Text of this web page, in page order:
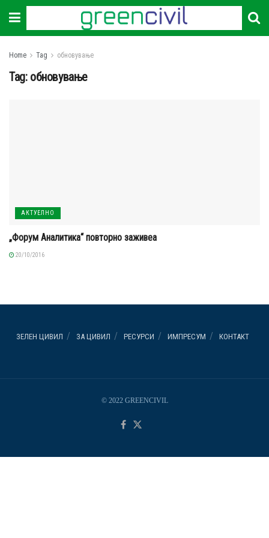
Home Tag обновување
Tag: обновување
АКТУЕЛНО
„Форум Аналитика“ повторно заживеа
20/10/2016
ЗЕЛЕН ЦИВИЛ ЗА ЦИВИЛ РЕСУРСИ ИМПРЕСУМ КОНТАКТ
© 2022 GREENCIVIL